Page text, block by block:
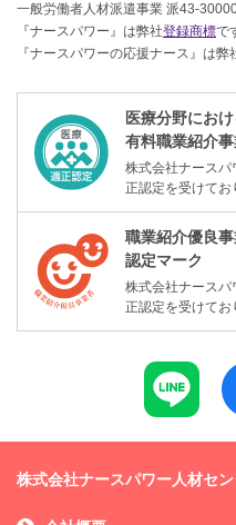
一般労働者人材派遣事業 派43-
『ナースパワー』は弊社登録商標で
『ナースパワーの応援ナース』は弊
医療分野にお
有料職業紹介
株式会社ナースパ
正認定を受けてお
職業紹介優良
認定マーク
株式会社ナースパ
正認定を受けてお
株式会社ナースパワー人材セ